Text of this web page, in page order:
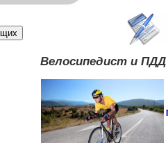
Велосипедист и ПДД